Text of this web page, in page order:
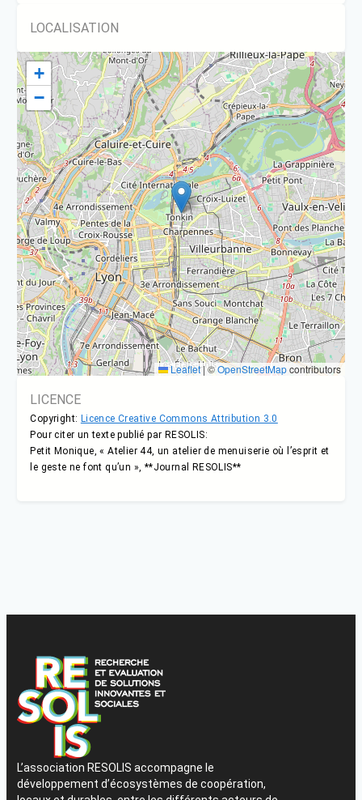
LOCALISATION
+
−
Leaflet|©OpenStreetMapcontributors
LICENCE
Copyright: Licence Creative Commons Attribution 3.0
Pour citer un texte publié par RESOLIS:
Petit Monique, « Atelier 44, un atelier de menuiserie où l’esprit et
le geste ne font qu’un », **Journal RESOLIS**
L’association RESOLIS accompagne le
développement d’écosystèmes de coopération,